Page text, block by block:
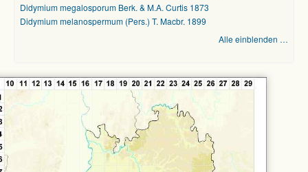
Didymium megalosporum Berk. & M.A. Curtis 1873
Didymium melanospermum (Pers.) T. Macbr. 1899
Alle einblenden …